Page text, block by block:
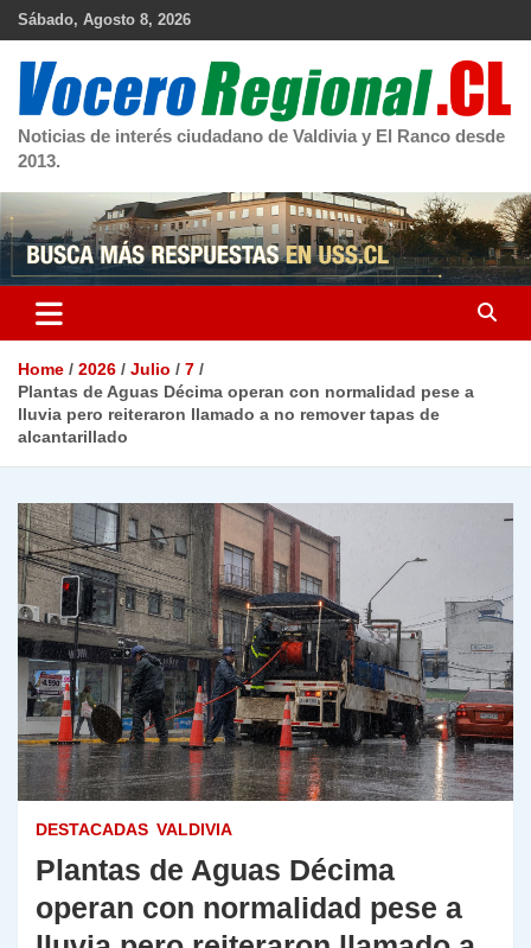
Skip
Sábado, Agosto 8, 2026
Noticias de interés ciudadano de Valdivia y El Ranco desde
2013.
Home 2026 Julio
7
Plantas de Aguas Décima operan con normalidad pese a
lluvia pero reiteraron llamado a no remover tapas de
alcantarillado
DESTACADAS VALDIVIA
Plantas de Aguas Décima
operan con normalidad pese a